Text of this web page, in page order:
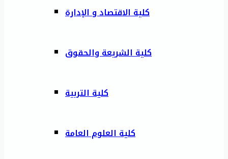
كلية الاقتصاد و الإدارة
كلية الشريعة والحقوق
كلية التربية
كلية العلوم العامة